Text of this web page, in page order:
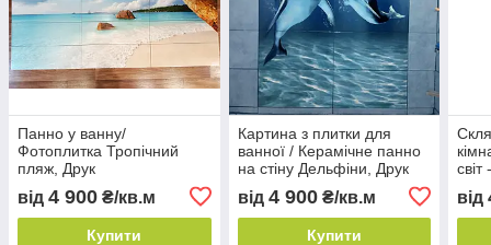
Панно у ванну/
Фотоплитка Тропічний
пляж, Друк
від 4 900 ₴/кв.м
Купити
Картина з плитки для
ванної / Керамічне панно
на стіну Дельфіни, Друк
від 4 900₴/кв.м
Купити
від